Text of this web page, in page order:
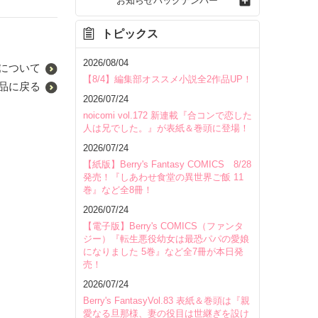
ついて
に戻る
トピックス
2026/08/04
【8/4】編集部オススメ小説全2作品UP！
2026/07/24
noicomi vol.172 新連載『合コンで恋した
人は兄でした。』が表紙＆巻頭に登場！
2026/07/24
【紙版】Berry's Fantasy COMICS 8/28
発売！『しあわせ食堂の異世界ご飯 11
巻』など全8冊！
2026/07/24
【電子版】Berry's COMICS（ファンタ
ジー）『転生悪役幼女は最恐パパの愛娘
になりました 5巻』など全7冊が本日発
売！
2026/07/24
Berry's FantasyVol.83 表紙＆巻頭は『親
愛なる旦那様、妻の役目は世継ぎを設け